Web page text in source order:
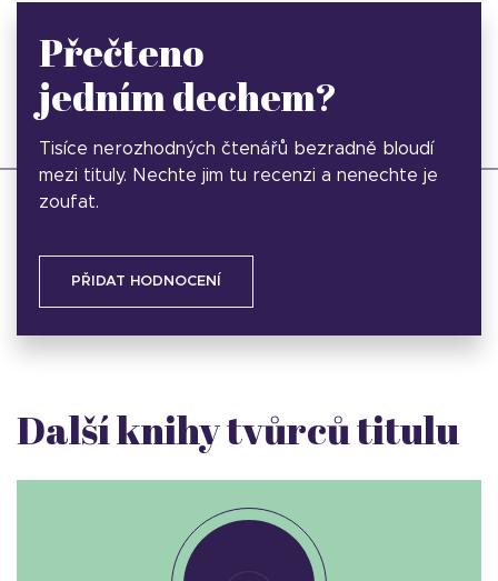
Přečteno
jedním dechem?
Tisíce nerozhodných čtenářů bezradně bloudí
mezi tituly. Nechte jim tu recenzi a nenechte je
zoufat.
PŘIDAT HODNOCENÍ
Další knihy tvůrců titulu